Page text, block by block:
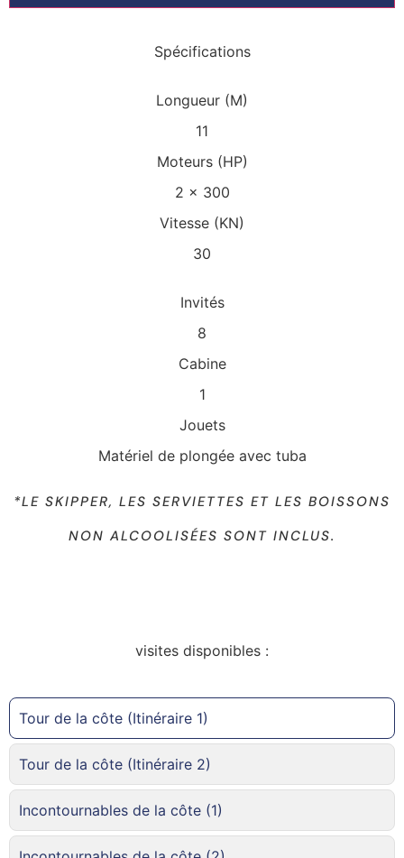
Spécifications
Longueur (M)
11
Moteurs (HP)
2 x 300
Vitesse (KN)
30
Invités
8
Cabine
1
Jouets
Matériel de plongée avec tuba
*LE SKIPPER, LES SERVIETTES ET LES BOISSONS
NON ALCOOLISÉES SONT INCLUS.
visites disponibles :
Tour de la côte (Itinéraire 1)
Tour de la côte (Itinéraire 2)
Incontournables de la côte (1)